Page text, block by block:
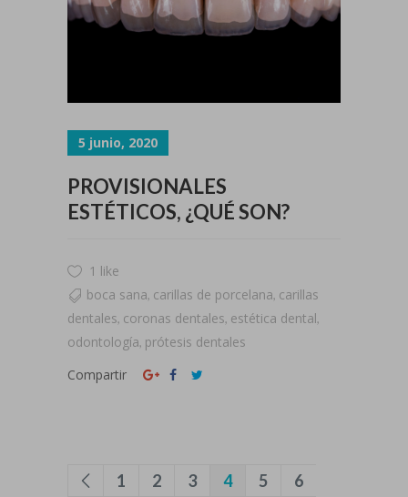
5 junio, 2020
PROVISIONALES
ESTÉTICOS, ¿QUÉ SON?
1 like
boca sana, carillas de porcelana, carillas
dentales, coronas dentales, estética dental,
odontología, prótesis dentales
Compartir
1 2 3 4 5
6